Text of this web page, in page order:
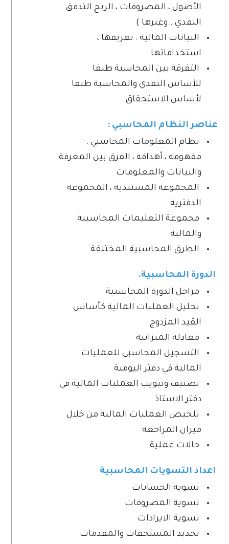
الأصول ، المصروفات ، الربح التدفق
النقدي ..وغيرها )
البيانات المالية : تعريفها ،
استخداماتها
التفرقة بين المحاسبة طبقا
للأساس النقدي والمحاسبة طبقا
لأساس الاستحقاق
عناصر النظام المحاسبي :
نظام المعلومات المحاسبي :
مفهومه ، أهدافه ، الفرق بين المعرفة
والبيانات والمعلومات
المجموعة المستندية ، المجموعة
الدفترية
مجموعة التعليمات المحاسبية
والمالية
الطرق المحاسبية المختلفة
الدورة المحاسبية.
مراحل الدورة المحاسبية
تحليل العمليات المالية كأساس
القيد المزدوج
معادلة الميزانية
التسجيل المحاسبي للعمليات
المالية في دفتر اليومية
تصنيف وتبويب العمليات المالية في
دفتر الاستاذ
تلخيص العمليات المالية من خلال
ميزان المراجعة
حالات عملية
اعداد التسويات المحاسبية
تسوية الحسابات
تسوية المصروفات
تسوية الايرادات
تحديد المستحقات والمقدمات